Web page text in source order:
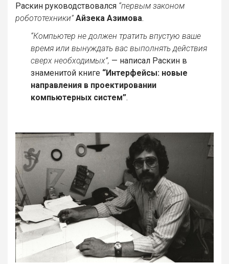
Раскин руководствовался “первым законом
робототехники” Айзека Азимова.
“Компьютер не должен тратить впустую ваше
время или вынуждать вас выполнять действия
сверх необходимых”, — написал Раскин в
знаменитой книге “Интерфейсы: новые
направления в проектировании
компьютерных систем”.